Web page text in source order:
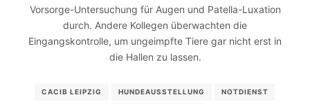
Vorsorge-Untersuchung für Augen und Patella-Luxation
durch. Andere Kollegen überwachten die
Eingangskontrolle, um ungeimpfte Tiere gar nicht erst in
die Hallen zu lassen.
CACIB LEIPZIG HUNDEAUSSTELLUNG NOTDIENST